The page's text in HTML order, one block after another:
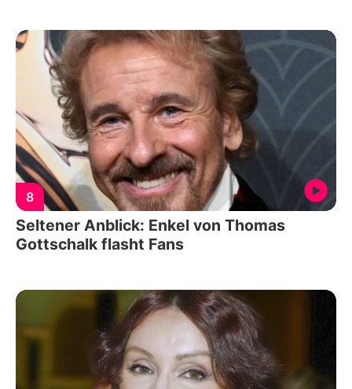
8
Seltener Anblick: Enkel von Thomas
Gottschalk flasht Fans